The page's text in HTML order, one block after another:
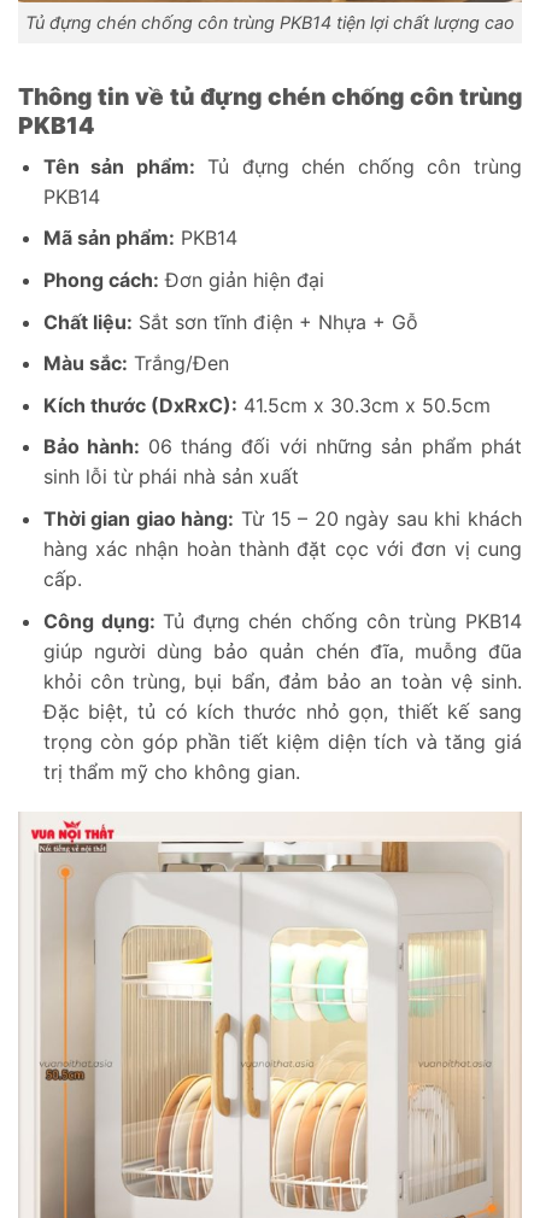
Tủ đựng chén chống côn trùng PKB14 tiện lợi chất lượng cao
Thông tin về tủ đựng chén chống côn trùng
PKB14
Tên sản phẩm: Tủ đựng chén chống côn trùng
PKB14
Mã sản phẩm: PKB14
Phong cách: Đơn giản hiện đại
Chất liệu: Sắt sơn tĩnh điện + Nhựa + Gỗ
Màu sắc: Trắng/Đen
Kích thước (DxRxC): 41.5cm x 30.3cm x 50.5cm
Bảo hành: 06 tháng đối với những sản phẩm phát
sinh lỗi từ phái nhà sản xuất
Thời gian giao hàng: Từ 15 – 20 ngày sau khi khách
hàng xác nhận hoàn thành đặt cọc với đơn vị cung
cấp.
Công dụng:Tủ đựng chén chống côn trùng PKB14
giúp người dùng bảo quản chén đĩa, muỗng đũa
khỏi côn trùng, bụi bẩn, đảm bảo an toàn vệ sinh.
Đặc biệt, tủ có kích thước nhỏ gọn, thiết kế sang
trọng còn góp phần tiết kiệm diện tích và tăng giá
trị thẩm mỹ cho không gian.